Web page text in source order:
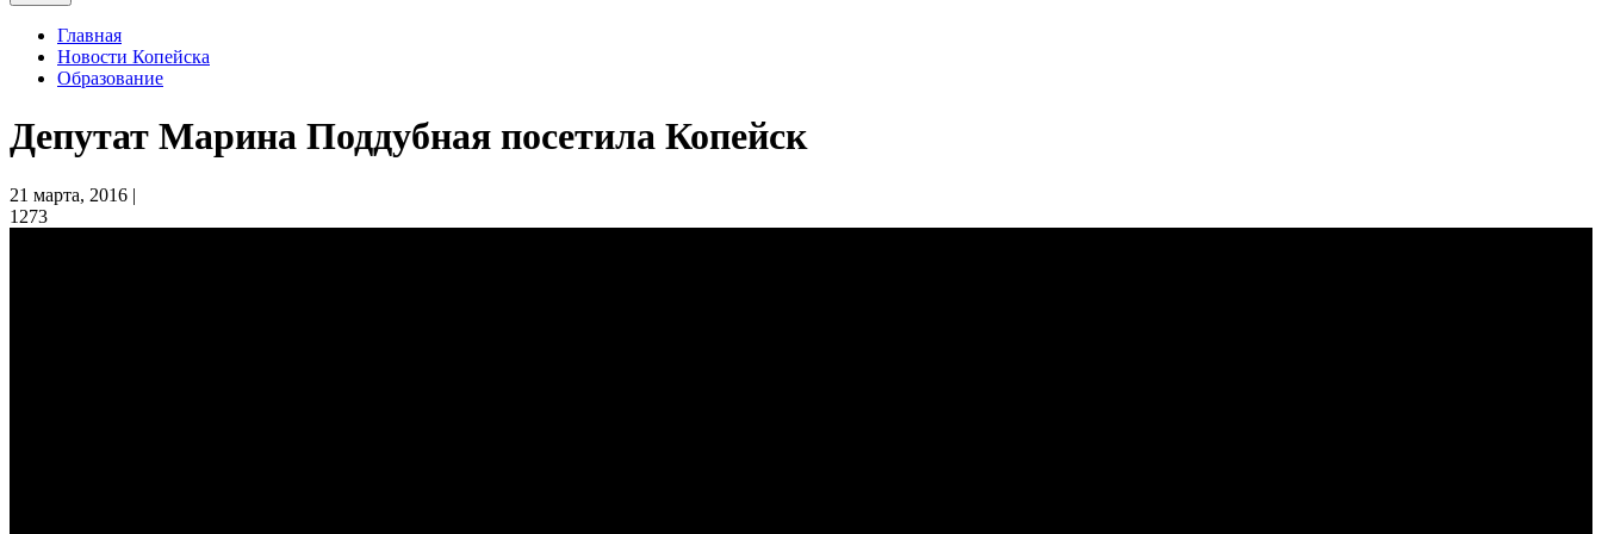
Главная
Новости Копейска
Образование
Депутат Марина Поддубная посетила Копейск
21 марта, 2016 |
1273